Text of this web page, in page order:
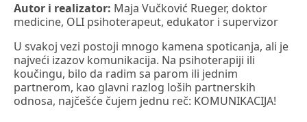
Autor i realizator: Maja Vučković Rueger, doktor
medicine, OLI psihoterapeut, edukator i supervizor
U svakoj vezi postoji mnogo kamena spoticanja, ali je
najveći izazov komunikacija. Na psihoterapiji ili
koučingu, bilo da radim sa parom ili jednim
partnerom, kao glavni razlog loših partnerskih
odnosa, najčešće čujem jednu reč: KOMUNIKACIJA!